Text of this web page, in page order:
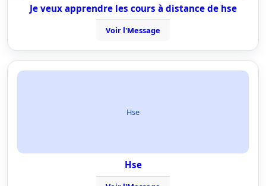
Je veux apprendre les cours à distance de hse
Voir l'Message
Hse
Hse